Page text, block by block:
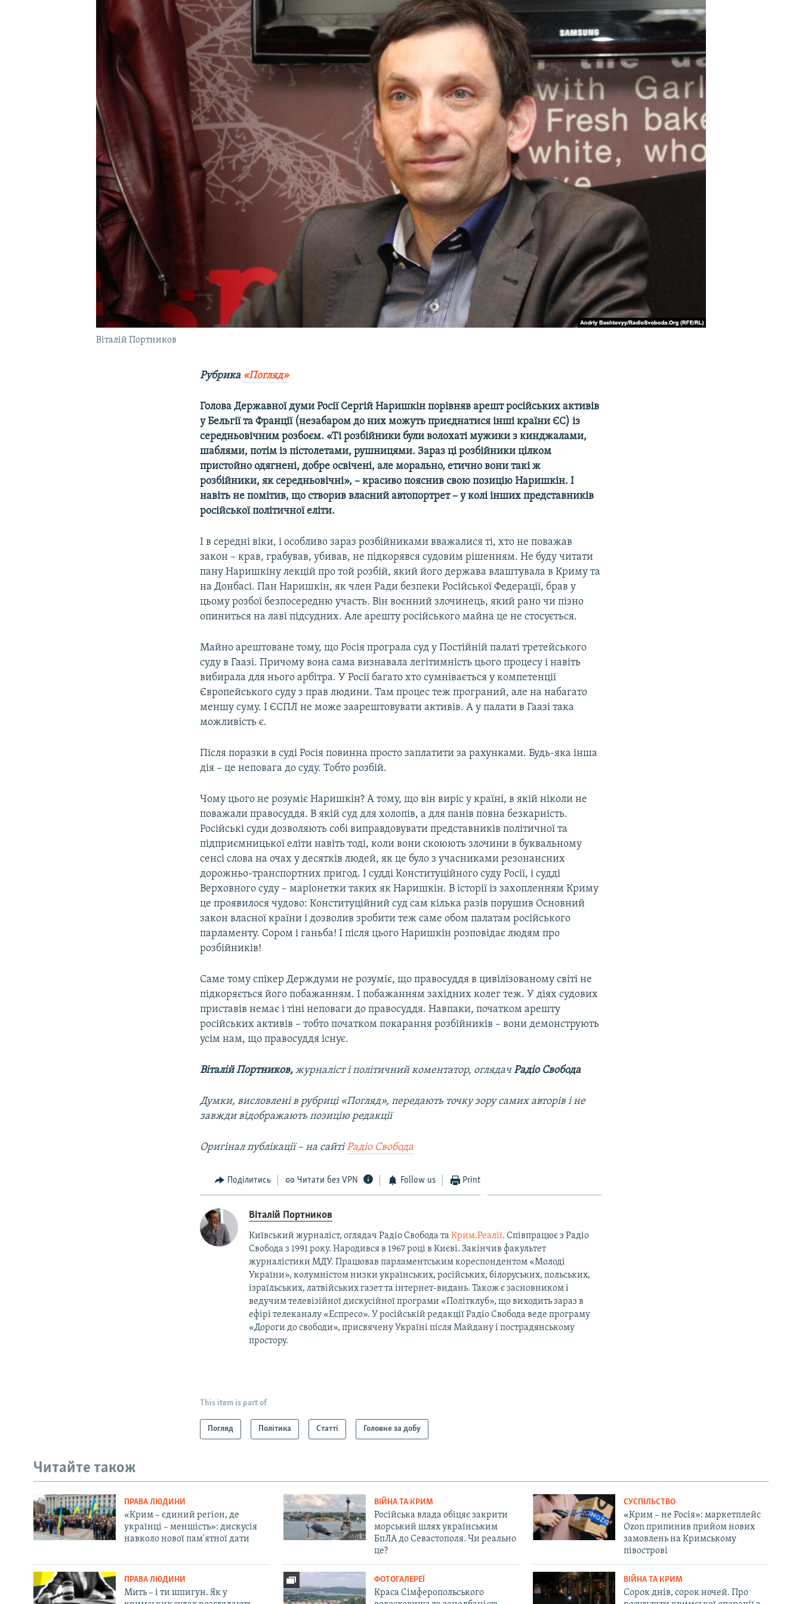
Віталій Портников
Рубрика «Погляд»
Голова Державної думи Росії Сергій Наришкін порівняв арешт російських активів
у Бельгії та Франції (незабаром до них можуть приєднатися інші країни ЄС) із
середньовічним розбоєм. «Ті розбійники були волохаті мужики з кинджалами,
шаблями, потім із пістолетами, рушницями. Зараз ці розбійники цілком
пристойно одягнені, добре освічені, але морально, етично вони такі ж
розбійники, як середньовічні», – красиво пояснив свою позицію Наришкін. І
навіть не помітив, що створив власний автопортрет – у колі інших представників
російської політичної еліти.
І в середні віки, і особливо зараз розбійниками вважалися ті, хто не поважав
закон – крав, грабував, убивав, не підкорявся судовим рішенням. Не буду читати
пану Наришкіну лекцій про той розбій, який його держава влаштувала в Криму та
на Донбасі. Пан Наришкін, як член Ради безпеки Російської Федерації, брав у
цьому розбої безпосередню участь. Він воєнний злочинець, який рано чи пізно
опиниться на лаві підсудних. Але арешту російського майна це не стосується.
Майно арештоване тому, що Росія програла суд у Постійній палаті третейського
суду в Гаазі. Причому вона сама визнавала легітимність цього процесу і навіть
вибирала для нього арбітра. У Росії багато хто сумнівається у компетенції
Європейського суду з прав людини. Там процес теж програний, але на набагато
меншу суму. І ЄСПЛ не може заарештовувати активів. А у палати в Гаазі така
можливість є.
Після поразки в суді Росія повинна просто заплатити за рахунками. Будь-яка інша
дія – це неповага до суду. Тобто розбій.
Чому цього не розуміє Наришкін? А тому, що він виріс у країні, в якій ніколи не
поважали правосуддя. В якій суд для холопів, а для панів повна безкарність.
Російські суди дозволяють собі виправдовувати представників політичної та
підприємницької еліти навіть тоді, коли вони скоюють злочини в буквальному
сенсі слова на очах у десятків людей, як це було з учасниками резонансних
дорожньо-транспортних пригод. І судді Конституційного суду Росії, і судді
Верховного суду – маріонетки таких як Наришкін. В історії із захопленням Криму
це проявилося чудово: Конституційний суд сам кілька разів порушив Основний
закон власної країни і дозволив зробити теж саме обом палатам російського
парламенту. Сором і ганьба! І після цього Наришкін розповідає людям про
розбійників!
Саме тому спікер Держдуми не розуміє, що правосуддя в цивілізованому світі не
підкоряється його побажанням. І побажанням західних колег теж. У діях судових
приставів немає і тіні неповаги до правосуддя. Навпаки, початком арешту
російських активів – тобто початком покарання розбійників – вони демонструють
усім нам, що правосуддя існує.
Віталій Портников, журналіст і політичний коментатор, оглядачРадіо Свобода
Думки, висловлені в рубриці «Погляд», передають точку зору самих авторів і не
завжди відображають позицію редакції
Оригінал публікації – на сайтіРадіо Свобода
Поділитись Читати без VPN Follow us Print
Віталій Портников
Київський журналіст, оглядач Радіо Свобода таКрим.Реалії. Співпрацює з Радіо
Свобода з 1991 року. Народився в 1967 році в Києві. Закінчив факультет
журналістики МДУ. Працював парламентським кореспондентом «Молоді
України», колумністом низки українських, російських, білоруських, польських,
ізраїльських, латвійських газет та інтернет-видань. Також є засновником і
ведучим телевізійної дискусійної програми «Політклуб», що виходить зараз в
ефірі телеканалу «Еспресо». У російській редакції Радіо Свобода веде програму
«Дороги до свободи», присвячену Україні після Майдану і пострадянському
простору.
This item is part of
Погляд Політика Статті Головне за добу
Читайте також
ПРАВА ЛЮДИНИ
«Крим – єдиний регіон, де
українці – меншість»: дискусія
навколо нової пам'ятної дати
ВІЙНА ТА КРИМ
Російська влада обіцяє закрити
морський шлях українським
БпЛА до Севастополя. Чи реально
це?
СУСПІЛЬСТВО
«Крим – не Росія»: маркетплейс
Ozon припинив прийом нових
замовлень на Кримському
півострові
ПРАВА ЛЮДИНИ
Мить – і ти шпигун. Як у
ФОТОГАЛЕРЕЇ
Краса Сімферопольського
ВІЙНА ТА КРИМ
Сорок днів, сорок ночей. Про